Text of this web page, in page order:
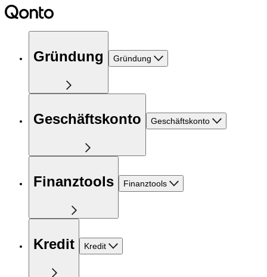
Gründung Gründung
Geschäftskonto Geschäftskonto
Finanztools Finanztools
Kredit Kredit